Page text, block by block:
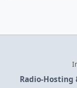
Radio-